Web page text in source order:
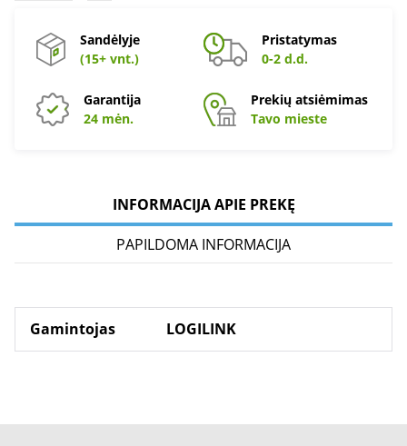
Sandėlyje
(15+ vnt.)
Pristatymas
0-2 d.d.
Garantija
24 mėn.
Prekių atsiėmimas
Tavo mieste
INFORMACIJA APIE PREKĘ
PAPILDOMA INFORMACIJA
Gamintojas LOGILINK